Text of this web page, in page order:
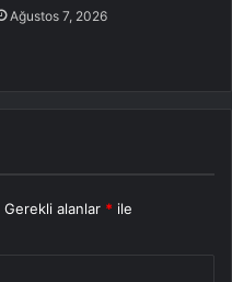
Ağustos 7, 2026
Gerekli alanlar * ile